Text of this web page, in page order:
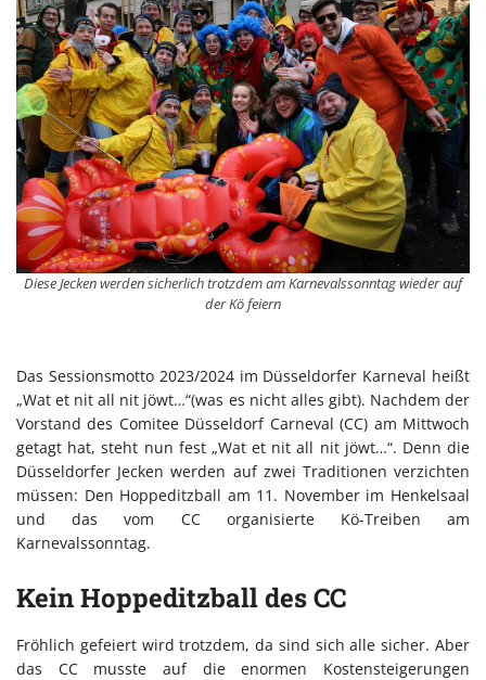
Diese Jecken werden sicherlich trotzdem am Karnevalssonntag wieder auf
der Kö feiern
Das Sessionsmotto 2023/2024 im Düsseldorfer Karneval heißt
„Wat et nit all nit jöwt…“(was es nicht alles gibt). Nachdem der
Vorstand des Comitee Düsseldorf Carneval (CC) am Mittwoch
getagt hat, steht nun fest „Wat et nit all nit jöwt…“. Denn die
Düsseldorfer Jecken werden auf zwei Traditionen verzichten
müssen: Den Hoppeditzball am 11. November im Henkelsaal
und das vom CC organisierte Kö-Treiben am
Karnevalssonntag.
Kein Hoppeditzball des CC
Fröhlich gefeiert wird trotzdem, da sind sich alle sicher. Aber
das CC musste auf die enormen Kostensteigerungen